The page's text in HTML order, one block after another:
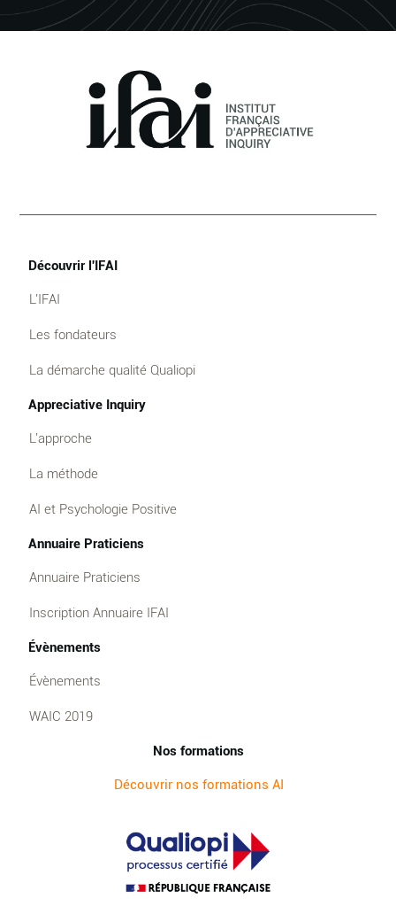
Découvrir l'IFAI
L'IFAI
Les fondateurs
La démarche qualité Qualiopi
Appreciative Inquiry
L'approche
La méthode
AI et Psychologie Positive
Annuaire Praticiens
Annuaire Praticiens
Inscription Annuaire IFAI
Évènements
Évènements
WAIC 2019
Nos formations
Découvrir nos formations AI